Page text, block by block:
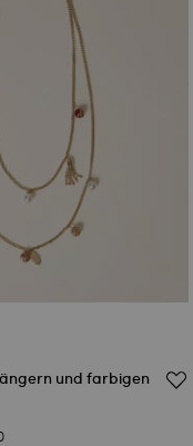
und farbigen